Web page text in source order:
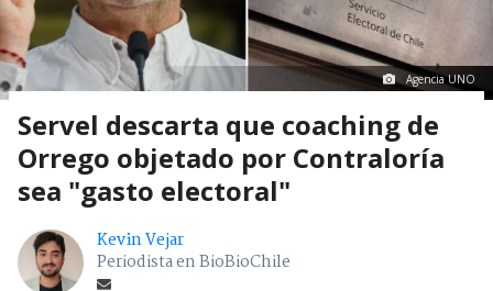
Agencia UNO
Servel descarta que coaching de
Orrego objetado por Contraloría
sea "gasto electoral"
Kevin Vejar
Periodista en BioBioChile